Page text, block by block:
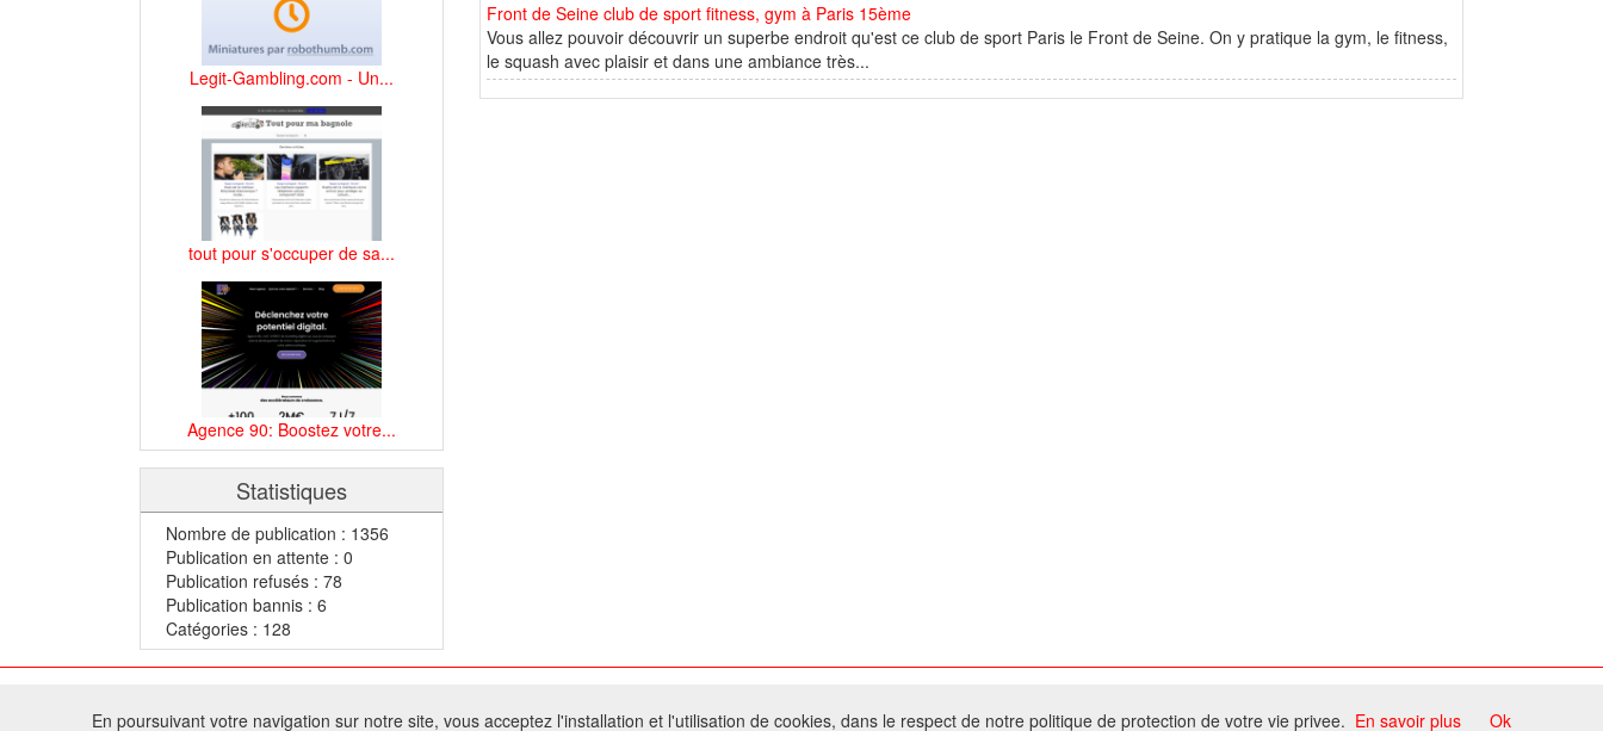
Legit-Gambling.com - Un...
tout pour s'occuper de sa...
Agence 90: Boostez votre...
Statistiques
Nombre de publication : 1356
Publication en attente : 0
Publication refusés : 78
Publication bannis : 6
Catégories : 128
Front de Seine club de sport fitness, gym à Paris 15ème
Vous allez pouvoir découvrir un superbe endroit qu'est ce club de sport Paris le Front de Seine. On y pratique la gym, le fitness,
le squash avec plaisir et dans une ambiance très...
Tous droits réservés - Toute reproduction du contenu de ce site, même partielle, est interdite sans accord du propriétaire.
En poursuivant votre navigation sur notre site, vous acceptez l'installation et l'utilisation de cookies, dans le respect de notre politique de protection de votre vie privee. En savoir plus Ok